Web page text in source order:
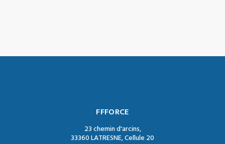
FFFORCE
23 chemin d'arcins,
33360 LATRESNE, Cellule 20